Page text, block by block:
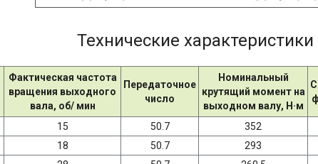
Технические характеристики
Фактическая частота
вращения выходного
вала, об/ мин
Передаточное
число
Номинальный
крутящий момент на
выходном валу, Н·м
15 50.7 352
18 50.7 293